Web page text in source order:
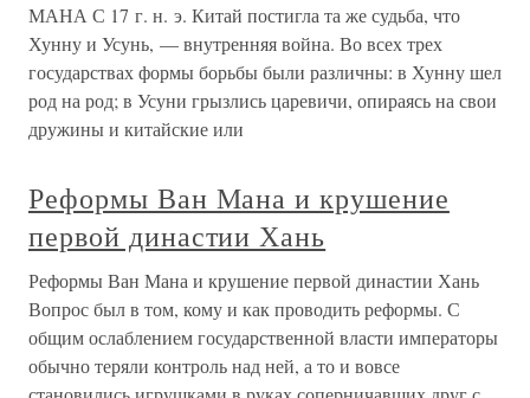
МАНА С 17 г. н. э. Китай постигла та же судьба, что
Хунну и Усунь, — внутренняя война. Во всех трех
государствах формы борьбы были различны: в Хунну шел
род на род; в Усуни грызлись царевичи, опираясь на свои
дружины и китайские или
Реформы Ван Мана и крушение
первой династии Хань
Реформы Ван Мана и крушение первой династии Хань
Вопрос был в том, кому и как проводить реформы. С
общим ослаблением государственной власти императоры
обычно теряли контроль над ней, а то и вовсе